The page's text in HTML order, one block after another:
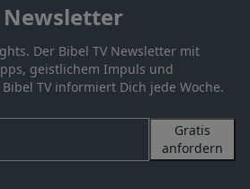
Newsletter
Der Bibel TV Newsletter mit
geistlichem Impuls und
TV informiert Dich jede Woche.
Gratis
anfordern